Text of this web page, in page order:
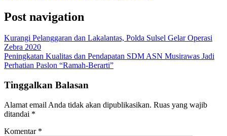
Post navigation
Kurangi Pelanggaran dan Lakalantas, Polda Sulsel Gelar Operasi
Zebra 2020
Peningkatan Kualitas dan Pendapatan SDM ASN Musirawas Jadi
Perhatian Paslon “Ramah-Berarti”
Tinggalkan Balasan
Alamat email Anda tidak akan dipublikasikan. Ruas yang wajib
ditandai *
Komentar *